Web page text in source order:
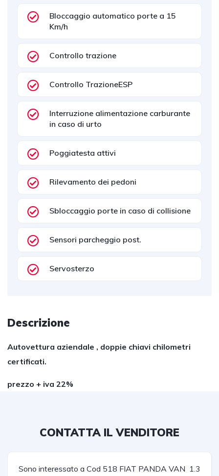
Bloccaggio automatico porte a 15
Km/h
Controllo trazione
Controllo TrazioneESP
Interruzione alimentazione carburante
in caso di urto
Poggiatesta attivi
Rilevamento dei pedoni
Sbloccaggio porte in caso di collisione
Sensori parcheggio post.
Servosterzo
Descrizione
Autovettura aziendale , doppie chiavi chilometri
certificati.
prezzo + iva 22%
CONTATTA IL VENDITORE